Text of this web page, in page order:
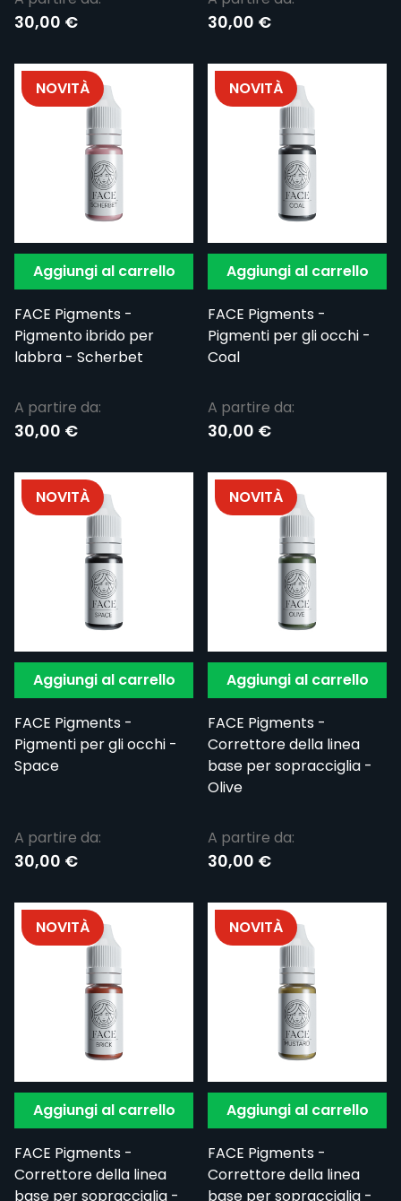
30,00 € 30,00 €
Aggiungi al carrello
FACE Pigments -
Pigmento ibrido per
labbra - Scherbet
NOVITÀ
A partire da:
30,00 €
Aggiungi al carrello
FACE Pigments -
Pigmenti per gli occhi -
Coal
NOVITÀ
A partire da:
30,00 €
Aggiungi al carrello
FACE Pigments -
Pigmenti per gli occhi -
Space
NOVITÀ
A partire da:
30,00 €
Aggiungi al carrello
FACE Pigments -
Correttore della linea
base per sopracciglia -
Olive
NOVITÀ
A partire da:
30,00 €
Aggiungi al carrello
FACE Pigments -
Correttore della linea
base per sopracciglia -
NOVITÀ
Aggiungi al carrello
FACE Pigments -
Correttore della linea
base per sopracciglia -
NOVITÀ